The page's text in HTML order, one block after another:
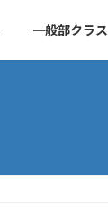
一般部クラス